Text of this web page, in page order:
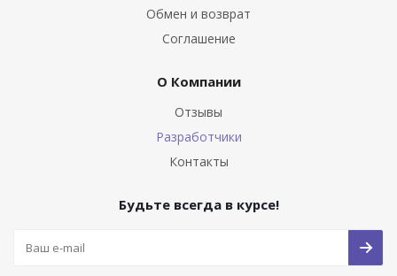
Обмен и возврат
Соглашение
О Компании
Отзывы
Разработчики
Контакты
Будьте всегда в курсе!